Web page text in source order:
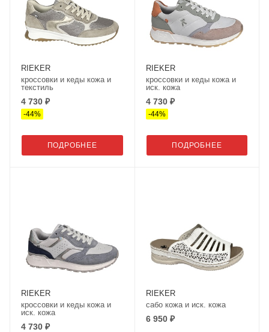
RIEKER
кроссовки и кеды кожа и
текстиль
4 730 ₽
-44%
ПОДРОБНЕЕ
RIEKER
кроссовки и кеды кожа и
иск. кожа
4 730 ₽
-44%
ПОДРОБНЕЕ
RIEKER
кроссовки и кеды кожа и
иск. кожа
4 730 ₽
RIEKER
сабо кожа и иск. кожа
6 950 ₽